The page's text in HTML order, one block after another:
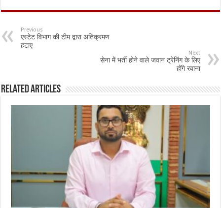
e
b
o
at
sA
p
ai
l
ar
Previous
एस्टेट विभाग की टीम द्वारा अतिक्रमण
हटाए
Next
सेना में भर्ती होने वाले जवान ट्रेनिंग के लिए
होंगे रवाना
Related Articles